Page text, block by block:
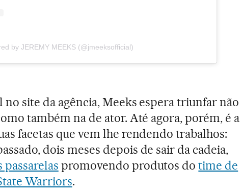
by JEREMY MEEKS (@jmeeksofficial)
no site da agência, Meeks espera triunfar não
também na de ator. Até agora, porém, é a
facetas que vem lhe rendendo trabalhos:
dois meses depois de sair da cadeia,
passarelas promovendo produtos dotime de
Warriors.